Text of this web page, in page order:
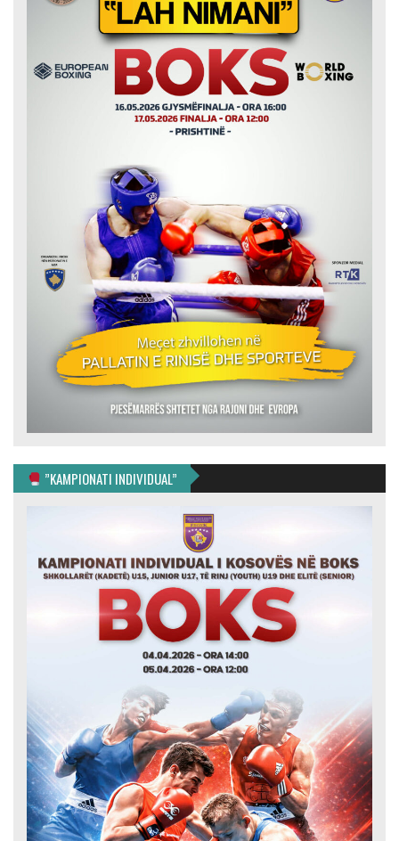
”KAMPIONATI INDIVIDUAL”